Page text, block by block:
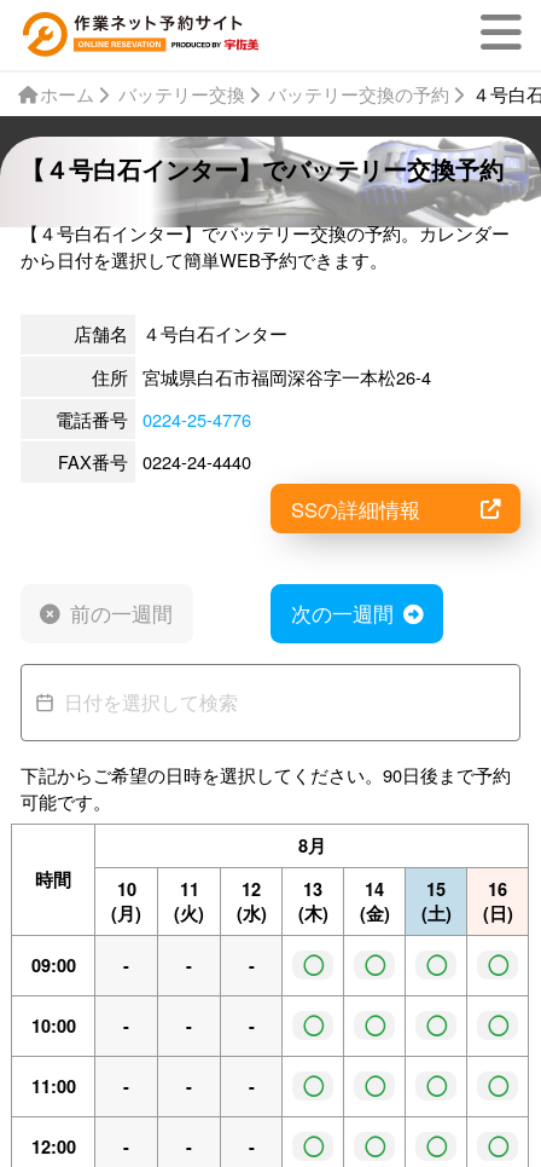
ホーム バッテリー交換 バッテリー交換の予約 ４号白
【４号白石インター】でバッテリー交換予約
【４号白石インター】でバッテリー交換の予約。カレンダー
から日付を選択して簡単WEB予約できます。
店舗名
４号白石インター
住所 宮城県白石市福岡深谷字一本松26-4
電話番号 0224-25-4776
FAX番号 0224-24-4440
SSの詳細情報
前の一週間 次の一週間
下記からご希望の日時を選択してください。90日後まで予約
可能です。
時間
8月
10
(月)
11
(火)
12
(水)
13
(木)
14
(金)
15
(土)
16
(日)
09:00 - - - ◯ ◯ ◯ ◯
10:00 - - - ◯ ◯ ◯ ◯
11:00 - - - ◯ ◯ ◯ ◯
12:00 - - - ◯ ◯ ◯ ◯